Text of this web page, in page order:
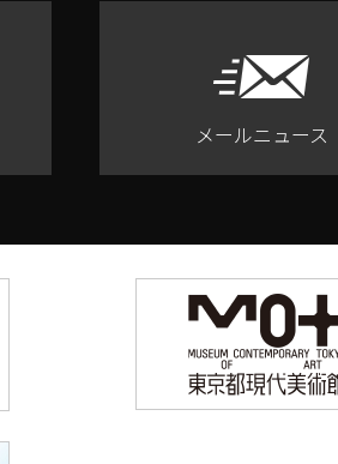
メールニュース